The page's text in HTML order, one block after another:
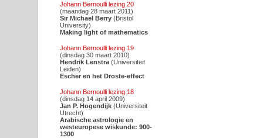
Johann Bernoulli lezing 20
(maandag 28 maart 2011)
Sir Michael Berry(Bristol
University)
Making light of mathematics
Johann Bernoulli lezing 19
(dinsdag 30 maart 2010)
Hendrik Lenstra (Universiteit
Leiden)
Escher en het Droste-effect
Johann Bernoulli lezing 18
(dinsdag 14 april 2009)
Jan P. Hogendijk (Universiteit
Utrecht)
Arabische astrologie en
westeuropese wiskunde: 900-
1300